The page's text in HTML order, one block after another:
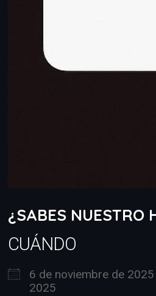
¿SABES NUESTRO
CUÁNDO
6 de noviembre de
2025